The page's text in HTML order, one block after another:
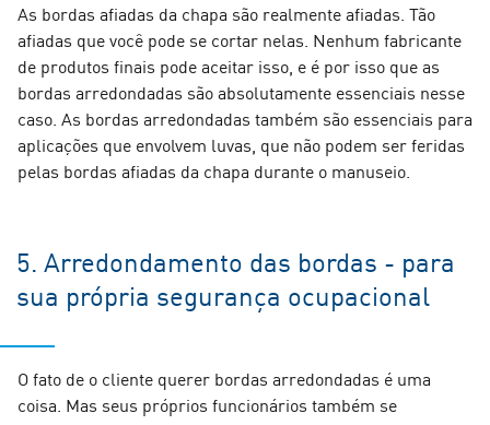
As bordas afiadas da chapa são realmente afiadas. Tão
afiadas que você pode se cortar nelas. Nenhum fabricante
de produtos finais pode aceitar isso, e é por isso que as
bordas arredondadas são absolutamente essenciais nesse
caso. As bordas arredondadas também são essenciais para
aplicações que envolvem luvas, que não podem ser feridas
pelas bordas afiadas da chapa durante o manuseio.
5. Arredondamento das bordas - para
sua própria segurança ocupacional
O fato de o cliente querer bordas arredondadas é uma
coisa. Mas seus próprios funcionários também se